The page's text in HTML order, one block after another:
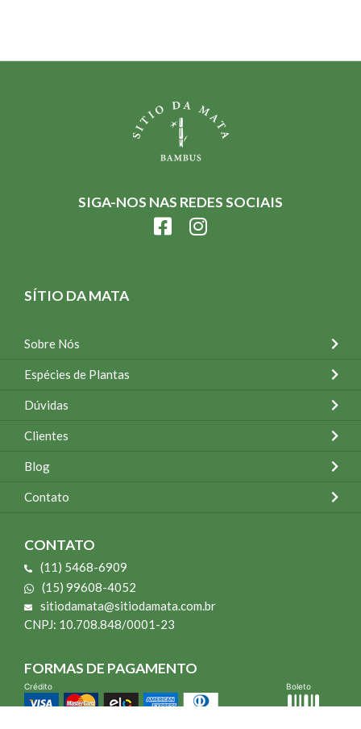
SIGA-NOS NAS REDES SOCIAIS
SÍTIO DA MATA
Sobre Nós
Espécies de Plantas
Dúvidas
Clientes
Blog
Contato
CONTATO
(11) 5468-6909
(15) 99608-4052
sitiodamata@sitiodamata.com.br
CNPJ: 10.708.848/0001-23
FORMAS DE PAGAMENTO
Crédito Boleto